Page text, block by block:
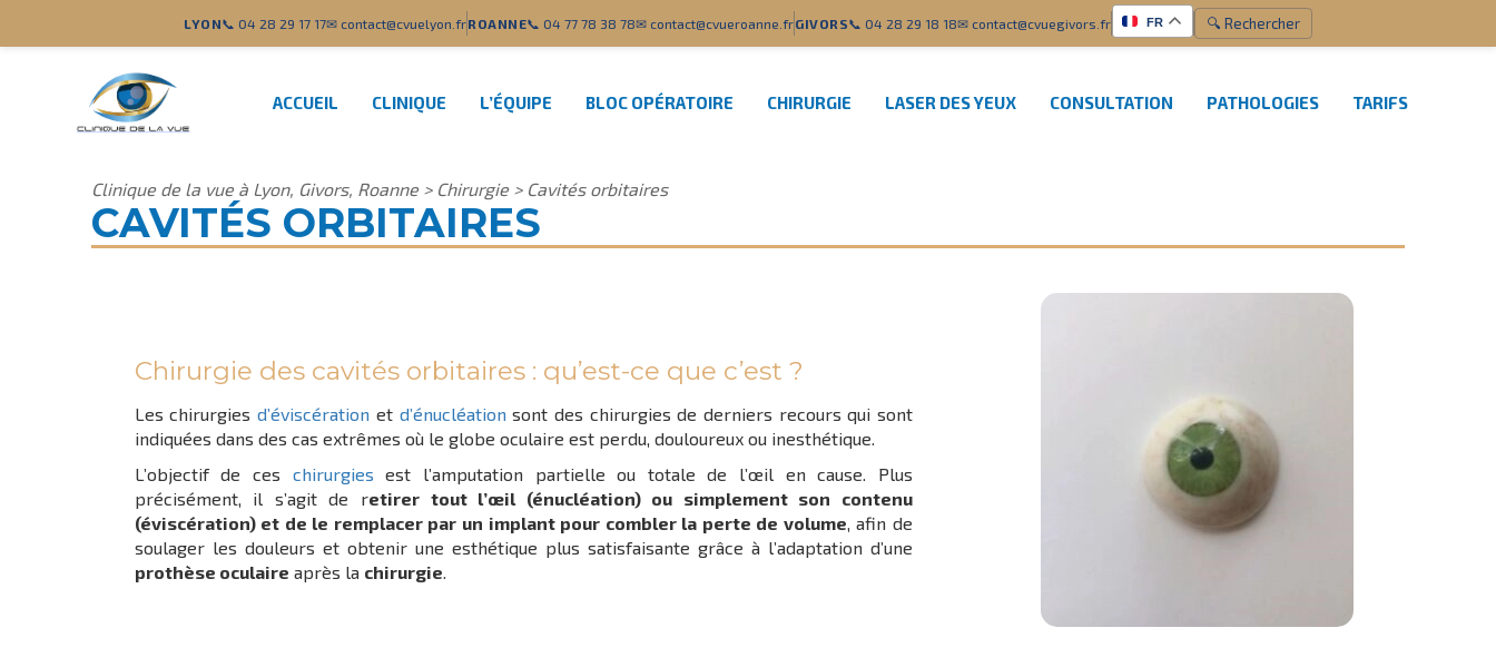
LYON📞 04 28 29 17 17✉ contact@cvuelyon.frROANNE📞 04 77 78 38 78✉ contact@cvueroanne.frGIVORS📞 04 28 29 18 18✉ contact@cvuegivors.fr FR 🔍 Rechercher
ACCUEIL CLINIQUE L’ÉQUIPE BLOC OPÉRATOIRE CHIRURGIE LASER DES YEUX CONSULTATION PATHOLOGIES TARIFS
Clinique de la vue à Lyon, Givors, Roanne> Chirurgie> Cavités orbitaires
CAVITÉS ORBITAIRES
Chirurgie des cavités orbitaires : qu’est-ce que c’est ?
Les chirurgiesd’éviscération et d’énucléation sont des chirurgies de derniers recours qui sont
indiquées dans des cas extrêmes où le globe oculaire est perdu, douloureux ou inesthétique.
L’objectif de ces chirurgies est l’amputation partielle ou totale de l’œil en cause. Plus
précisément, il s’agit de retirer tout l’œil (énucléation) ou simplement son contenu
(éviscération) et de le remplacer par un implant pour combler la perte de volume, afin de
soulager les douleurs et obtenir une esthétique plus satisfaisante grâce à l’adaptation d’une
prothèse oculaire après la chirurgie.